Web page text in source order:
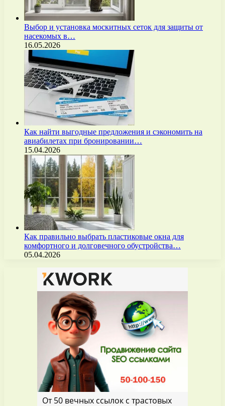
Выбор и установка москитных сеток для защиты от
насекомых в…
16.05.2026
Как найти выгодные предложения и сэкономить на
авиабилетах при бронировании…
15.04.2026
Как правильно выбрать пластиковые окна для
комфортного и долговечного обустройства…
05.04.2026